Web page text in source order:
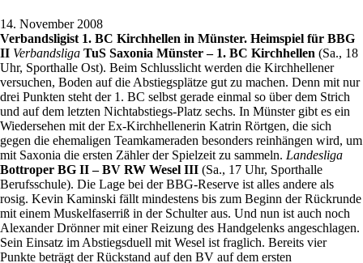
14. November 2008
Verbandsligist 1. BC Kirchhellen in Münster. Heimspiel für BBG
II Verbandsliga TuS Saxonia Münster – 1. BC Kirchhellen (Sa., 18
Uhr, Sporthalle Ost). Beim Schlusslicht werden die Kirchhellener
versuchen, Boden auf die Abstiegsplätze gut zu machen. Denn mit nur
drei Punkten steht der 1. BC selbst gerade einmal so über dem Strich
und auf dem letzten Nichtabstiegs-Platz sechs. In Münster gibt es ein
Wiedersehen mit der Ex-Kirchhellenerin Katrin Rörtgen, die sich
gegen die ehemaligen Teamkameraden besonders reinhängen wird, um
mit Saxonia die ersten Zähler der Spielzeit zu sammeln. Landesliga
Bottroper BG II – BV RW Wesel III (Sa., 17 Uhr, Sporthalle
Berufsschule). Die Lage bei der BBG-Reserve ist alles andere als
rosig. Kevin Kaminski fällt mindestens bis zum Beginn der Rückrunde
mit einem Muskelfaserriß in der Schulter aus. Und nun ist auch noch
Alexander Drönner mit einer Reizung des Handgelenks angeschlagen.
Sein Einsatz im Abstiegsduell mit Wesel ist fraglich. Bereits vier
Punkte beträgt der Rückstand auf den BV auf dem ersten